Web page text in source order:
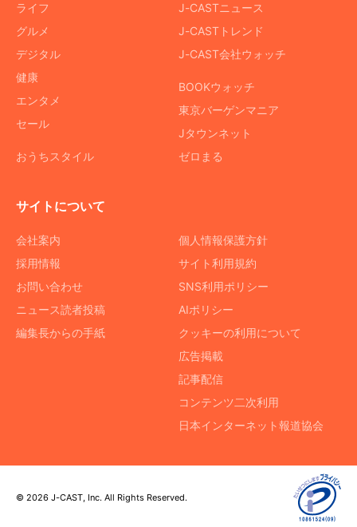
ライフ
グルメ
デジタル
健康
エンタメ
セール
おうちスタイル
J-CASTニュース
J-CASTトレンド
J-CAST会社ウォッチ
BOOKウォッチ
東京バーゲンマニア
Jタウンネット
ゼロまる
サイトについて
会社案内
採用情報
お問い合わせ
ニュース読者投稿
編集長からの手紙
個人情報保護方針
サイト利用規約
SNS利用ポリシー
AIポリシー
クッキーの利用について
広告掲載
記事配信
コンテンツ二次利用
日本インターネット報道協会
© 2026 J-CAST, Inc. All Rights Reserved.